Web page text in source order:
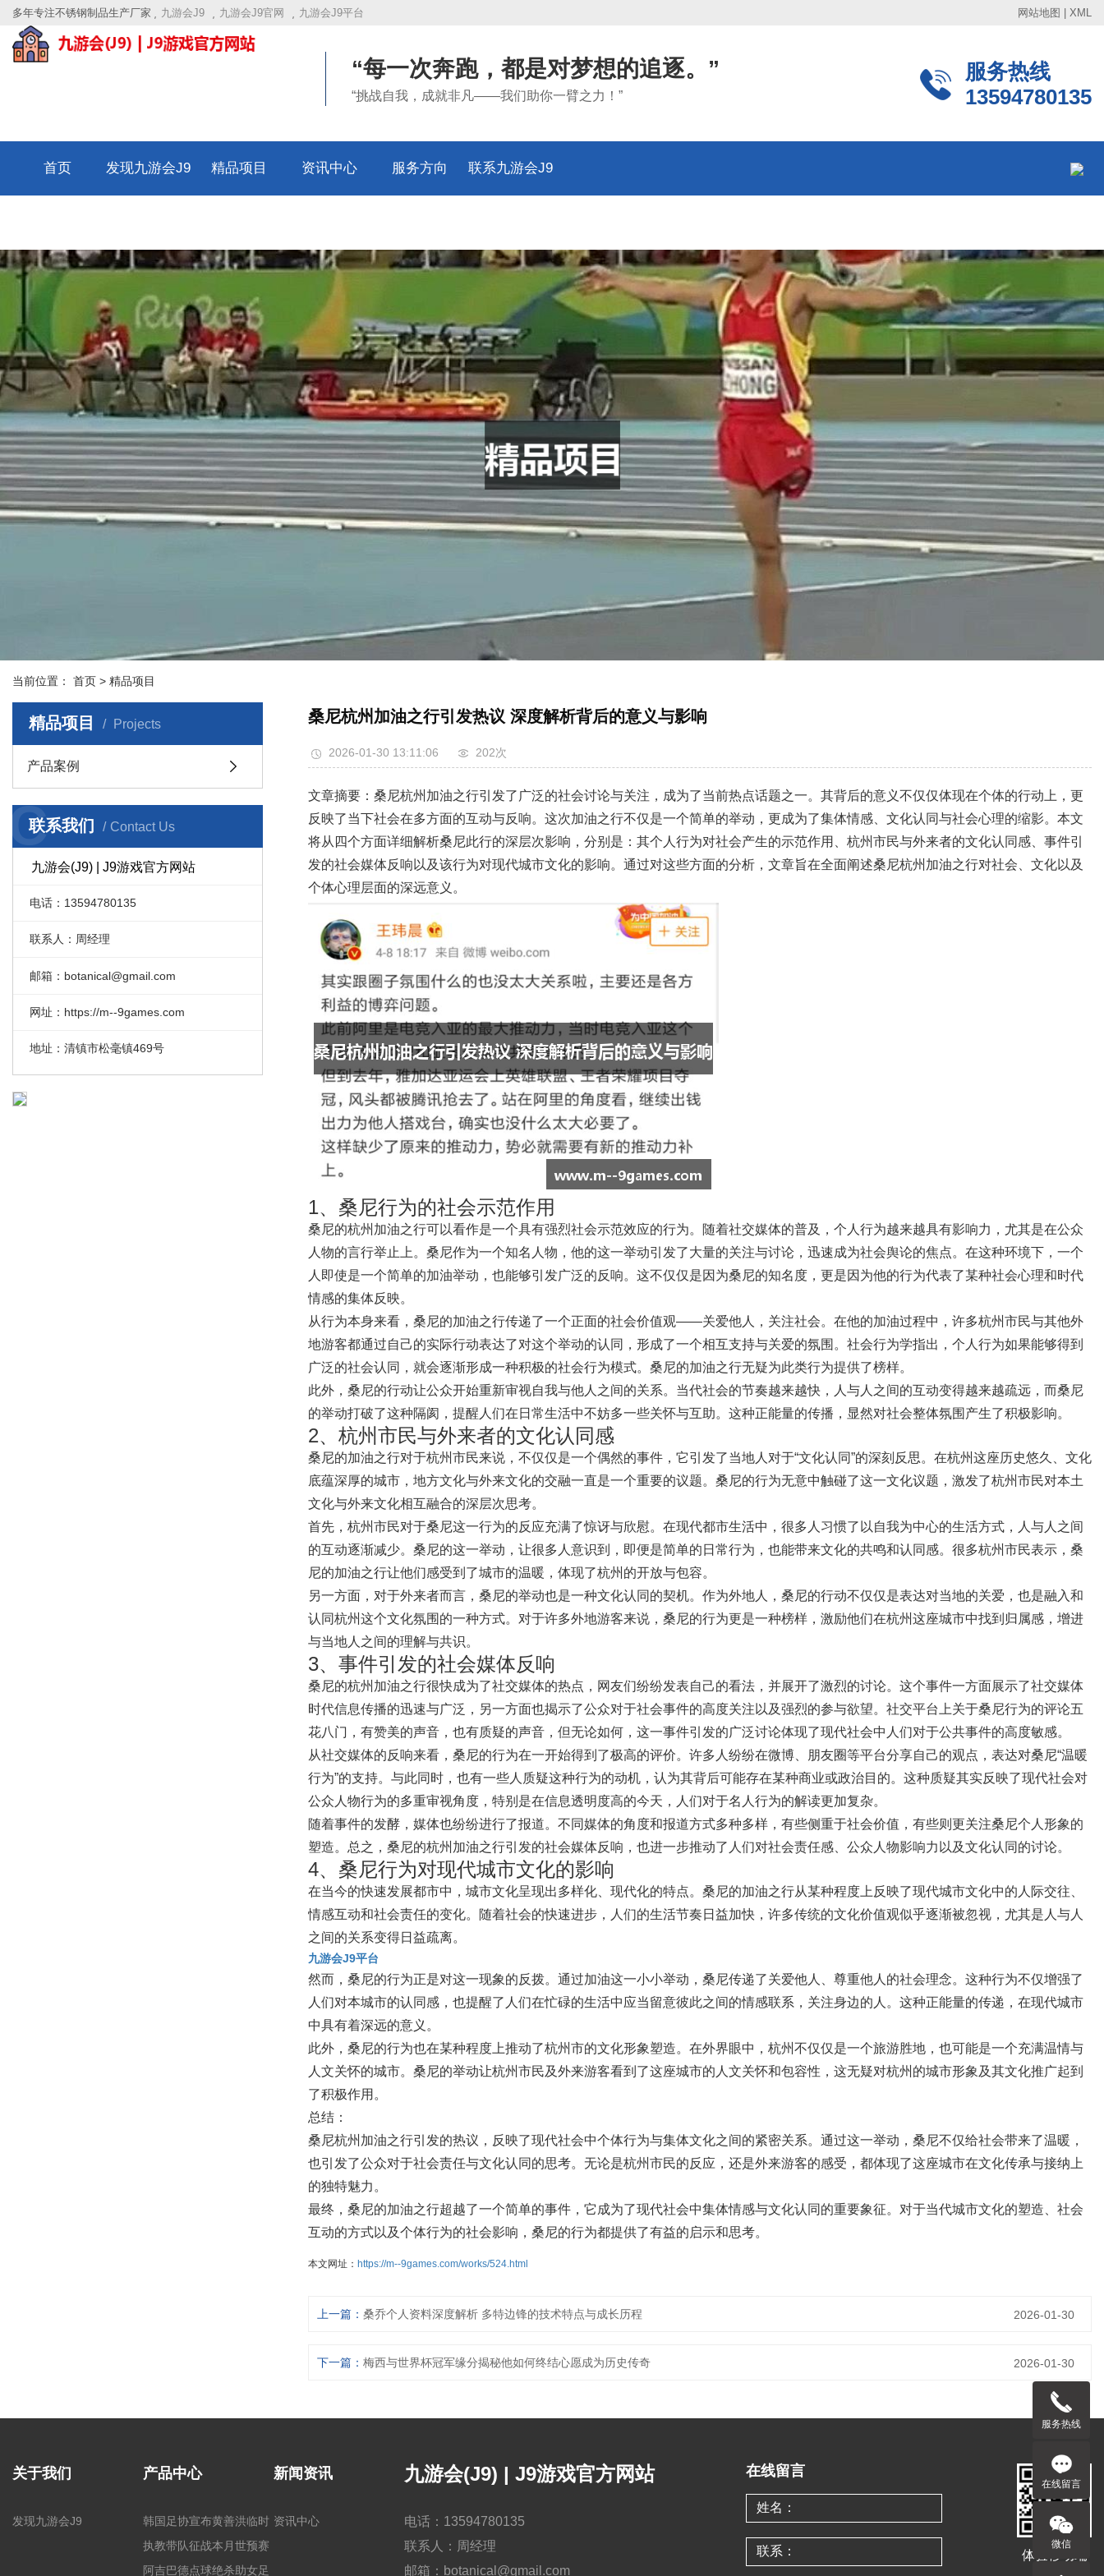
多年专注不锈钢制品生产厂家 九游会J9 九游会J9官网 九游会J9平台 网站地图 XML
“每一次奔跑，都是对梦想的追逐。”
“挑战自我，成就非凡——我们助你一臂之力！”
服务热线
13594780135
首页 发现九游会J9 精品项目 资讯中心 服务方向 联系九游会J9
当前位置： 首页 > 精品项目
精品项目 Projects
产品案例
联系我们 Contact Us
C
九游会(J9) | J9游戏官方网站
电话：13594780135
联系人：周经理
邮箱：botanical@gmail.com
网址：https://m--9games.com
地址：清镇市松毫镇469号
桑尼杭州加油之行引发热议 深度解析背后的意义与影响
2026-01-30 13:11:06 202次
文章摘要：桑尼杭州加油之行引发了广泛的社会讨论与关注，成为了当前热点话题之一。其背后的意义不仅仅体现在个体的行动上，更
反映了当下社会在多方面的互动与反响。这次加油之行不仅是一个简单的举动，更成为了集体情感、文化认同与社会心理的缩影。本文
将从四个方面详细解析桑尼此行的深层次影响，分别是：其个人行为对社会产生的示范作用、杭州市民与外来者的文化认同感、事件引
发的社会媒体反响以及该行为对现代城市文化的影响。通过对这些方面的分析，文章旨在全面阐述桑尼杭州加油之行对社会、文化以及
个体心理层面的深远意义。
1、桑尼行为的社会示范作用
桑尼的杭州加油之行可以看作是一个具有强烈社会示范效应的行为。随着社交媒体的普及，个人行为越来越具有影响力，尤其是在公众
人物的言行举止上。桑尼作为一个知名人物，他的这一举动引发了大量的关注与讨论，迅速成为社会舆论的焦点。在这种环境下，一个
人即使是一个简单的加油举动，也能够引发广泛的反响。这不仅仅是因为桑尼的知名度，更是因为他的行为代表了某种社会心理和时代
情感的集体反映。
从行为本身来看，桑尼的加油之行传递了一个正面的社会价值观——关爱他人，关注社会。在他的加油过程中，许多杭州市民与其他外
地游客都通过自己的实际行动表达了对这个举动的认同，形成了一个相互支持与关爱的氛围。社会行为学指出，个人行为如果能够得到
广泛的社会认同，就会逐渐形成一种积极的社会行为模式。桑尼的加油之行无疑为此类行为提供了榜样。
此外，桑尼的行动让公众开始重新审视自我与他人之间的关系。当代社会的节奏越来越快，人与人之间的互动变得越来越疏远，而桑尼
的举动打破了这种隔阂，提醒人们在日常生活中不妨多一些关怀与互助。这种正能量的传播，显然对社会整体氛围产生了积极影响。
2、杭州市民与外来者的文化认同感
桑尼的加油之行对于杭州市民来说，不仅仅是一个偶然的事件，它引发了当地人对于“文化认同”的深刻反思。在杭州这座历史悠久、文化
底蕴深厚的城市，地方文化与外来文化的交融一直是一个重要的议题。桑尼的行为无意中触碰了这一文化议题，激发了杭州市民对本土
文化与外来文化相互融合的深层次思考。
首先，杭州市民对于桑尼这一行为的反应充满了惊讶与欣慰。在现代都市生活中，很多人习惯了以自我为中心的生活方式，人与人之间
的互动逐渐减少。桑尼的这一举动，让很多人意识到，即便是简单的日常行为，也能带来文化的共鸣和认同感。很多杭州市民表示，桑
尼的加油之行让他们感受到了城市的温暖，体现了杭州的开放与包容。
另一方面，对于外来者而言，桑尼的举动也是一种文化认同的契机。作为外地人，桑尼的行动不仅仅是表达对当地的关爱，也是融入和
认同杭州这个文化氛围的一种方式。对于许多外地游客来说，桑尼的行为更是一种榜样，激励他们在杭州这座城市中找到归属感，增进
与当地人之间的理解与共识。
3、事件引发的社会媒体反响
桑尼的杭州加油之行很快成为了社交媒体的热点，网友们纷纷发表自己的看法，并展开了激烈的讨论。这个事件一方面展示了社交媒体
时代信息传播的迅速与广泛，另一方面也揭示了公众对于社会事件的高度关注以及强烈的参与欲望。社交平台上关于桑尼行为的评论五
花八门，有赞美的声音，也有质疑的声音，但无论如何，这一事件引发的广泛讨论体现了现代社会中人们对于公共事件的高度敏感。
从社交媒体的反响来看，桑尼的行为在一开始得到了极高的评价。许多人纷纷在微博、朋友圈等平台分享自己的观点，表达对桑尼“温暖
行为”的支持。与此同时，也有一些人质疑这种行为的动机，认为其背后可能存在某种商业或政治目的。这种质疑其实反映了现代社会对
公众人物行为的多重审视角度，特别是在信息透明度高的今天，人们对于名人行为的解读更加复杂。
随着事件的发酵，媒体也纷纷进行了报道。不同媒体的角度和报道方式多种多样，有些侧重于社会价值，有些则更关注桑尼个人形象的
塑造。总之，桑尼的杭州加油之行引发的社会媒体反响，也进一步推动了人们对社会责任感、公众人物影响力以及文化认同的讨论。
4、桑尼行为对现代城市文化的影响
在当今的快速发展都市中，城市文化呈现出多样化、现代化的特点。桑尼的加油之行从某种程度上反映了现代城市文化中的人际交往、
情感互动和社会责任的变化。随着社会的快速进步，人们的生活节奏日益加快，许多传统的文化价值观似乎逐渐被忽视，尤其是人与人
之间的关系变得日益疏离。
九游会J9平台
然而，桑尼的行为正是对这一现象的反拨。通过加油这一小小举动，桑尼传递了关爱他人、尊重他人的社会理念。这种行为不仅增强了
人们对本城市的认同感，也提醒了人们在忙碌的生活中应当留意彼此之间的情感联系，关注身边的人。这种正能量的传递，在现代城市
中具有着深远的意义。
此外，桑尼的行为也在某种程度上推动了杭州市的文化形象塑造。在外界眼中，杭州不仅仅是一个旅游胜地，也可能是一个充满温情与
人文关怀的城市。桑尼的举动让杭州市民及外来游客看到了这座城市的人文关怀和包容性，这无疑对杭州的城市形象及其文化推广起到
了积极作用。
总结：
桑尼杭州加油之行引发的热议，反映了现代社会中个体行为与集体文化之间的紧密关系。通过这一举动，桑尼不仅给社会带来了温暖，
也引发了公众对于社会责任与文化认同的思考。无论是杭州市民的反应，还是外来游客的感受，都体现了这座城市在文化传承与接纳上
的独特魅力。
最终，桑尼的加油之行超越了一个简单的事件，它成为了现代社会中集体情感与文化认同的重要象征。对于当代城市文化的塑造、社会
互动的方式以及个体行为的社会影响，桑尼的行为都提供了有益的启示和思考。
本文网址： https://m--9games.com/works/524.html
上一篇： 桑乔个人资料深度解析 多特边锋的技术特点与成长历程 2026-01-30
下一篇： 梅西与世界杯冠军缘分揭秘他如何终结心愿成为历史传奇 2026-01-30
关于我们
发现九游会J9
产品中心
韩国足协宣布黄善洪临时
执教带队征战本月世预赛
阿吉巴德点球绝杀助女足
新闻资讯
资讯中心
九游会(J9) | J9游戏官方网站
电话：13594780135
联系人：周经理
邮箱：botanical@gmail.com
在线留言
体验移动端
服务热线
在线留言
微信